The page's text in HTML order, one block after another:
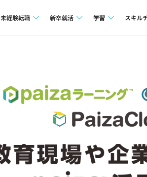
未経験転職
転職成功ガイド
新卒就活
新卒エージェント
インタビュー
就活成功ガイド
学習
4択課題
ナレッジ
プラン
個人向けプラン
スキル
評価
再チ